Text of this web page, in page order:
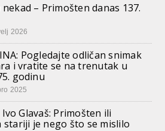
– Primošten danas 137.
2026
Pogledajte odličan snimak
i vratite se na trenutak u
godinu
2025
Ivo Glavaš: Primošten ili
stariji je nego što se mislilo